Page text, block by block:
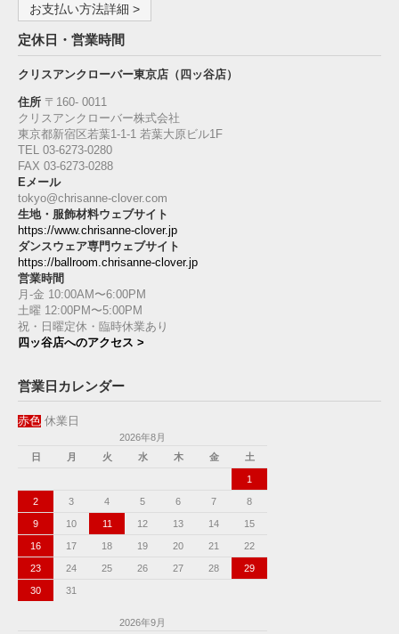
お支払い方法詳細 >
定休日・営業時間
クリスアンクローバー東京店（四ッ谷店）
住所 〒160‐ 0011
クリスアンクローバー株式会社
東京都新宿区若葉1‐1-1 若葉大原ビル1F
TEL 03-6273-0280
FAX 03-6273-0288
Eメール
tokyo@chrisanne-clover.com
生地・服飾材料ウェブサイト
https://www.chrisanne-clover.jp
ダンスウェア専門ウェブサイト
https://ballroom.chrisanne-clover.jp
営業時間
月-金 10:00AM〜6:00PM
土曜 12:00PM〜5:00PM
祝・日曜定休・臨時休業あり
四ッ谷店へのアクセス >
営業日カレンダー
赤色 休業日
2026年8月
日
月 火 水 木 金 土
1
2 3 4 5 6 7 8
9 10 11 12 13 14 15
16 17 18 19 20 21 22
23 24 25 26 27 28 29
30 31
2026年9月